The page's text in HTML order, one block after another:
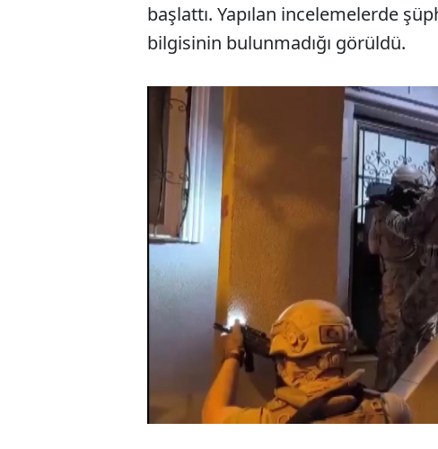
başlattı. Yapılan incelemelerde
bilgisinin bulunmadığı görüldü.